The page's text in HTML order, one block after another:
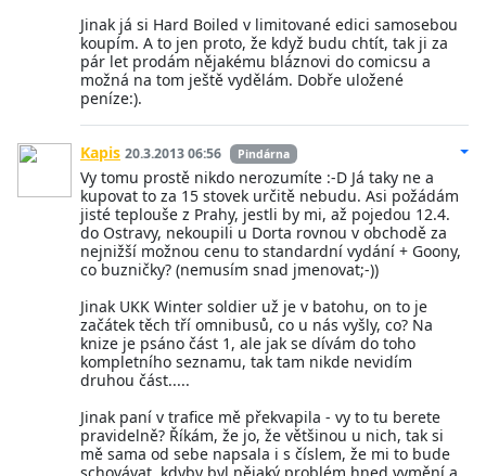
Jinak já si Hard Boiled v limitované edici samosebou
koupím. A to jen proto, že když budu chtít, tak ji za
pár let prodám nějakému bláznovi do comicsu a
možná na tom ještě vydělám. Dobře uložené
peníze:).
Kapis 20.3.2013 06:56 Pindárna
Vy tomu prostě nikdo nerozumíte :-D Já taky ne a
kupovat to za 15 stovek určitě nebudu. Asi požádám
jisté teplouše z Prahy, jestli by mi, až pojedou 12.4.
do Ostravy, nekoupili u Dorta rovnou v obchodě za
nejnižší možnou cenu to standardní vydání + Goony,
co buzničky? (nemusím snad jmenovat;-))
Jinak UKK Winter soldier už je v batohu, on to je
začátek těch tří omnibusů, co u nás vyšly, co? Na
knize je psáno část 1, ale jak se dívám do toho
kompletního seznamu, tak tam nikde nevidím
druhou část.....
Jinak paní v trafice mě překvapila - vy to tu berete
pravidelně? Říkám, že jo, že většinou u nich, tak si
mě sama od sebe napsala i s číslem, že mi to bude